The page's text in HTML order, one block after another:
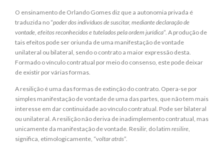
O ensinamento de Orlando Gomes diz que a autonomia privada é
traduzida no “poder dos indivíduos de suscitar, mediante declaração de
vontade, efeitos reconhecidos e tutelados pela ordem jurídica”. A produção de
tais efeitos pode ser oriunda de uma manifestação de vontade
unilateral ou bilateral, sendo o contrato a maior expressão desta.
Formado o vínculo contratual por meio do consenso, este pode deixar
de existir por várias formas.
A resilição é uma das formas de extinção do contrato. Opera-se por
simples manifestação de vontade de uma das partes, que não tem mais
interesse em dar continuidade ao vínculo contratual. Pode ser bilateral
ou unilateral. A resilição não deriva de inadimplemento contratual, mas
unicamente da manifestação de vontade. Resilir, do latim resilire
significa, etimologicamente, “voltar atrás”.